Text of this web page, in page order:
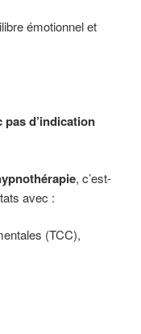
émotionnel et
pas d’indication
, c’est-
avec :
(TCC),